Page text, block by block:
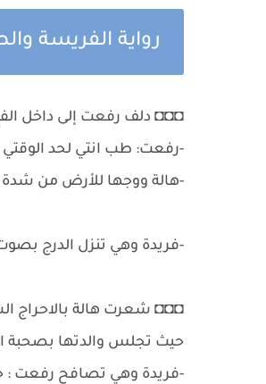
رواية الفريسة
◘◘◘ دلف رفعت إلى داخل
-رفعت: طب انتي لحد الوقتي
-هالة ووجها للأرض من شدة
-فريدة وهي تنزل الدرج
◘◘◘ شعرت هالة بالاحراج
حيث تجلس والدتها بصحبة
-فريدة وهي تصافح رفعت :